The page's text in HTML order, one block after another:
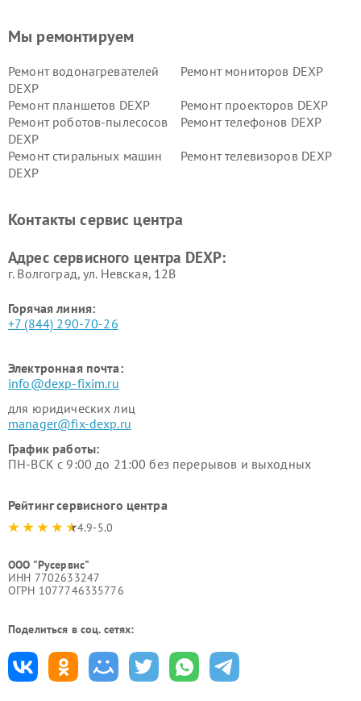
Мы ремонтируем
Ремонт водонагревателей
DEXP
Ремонт мониторов DEXP
Ремонт планшетов DEXP
Ремонт проекторов DEXP
Ремонт роботов-пылесосов
DEXP
Ремонт телефонов DEXP
Ремонт стиральных машин
DEXP
Ремонт телевизоров DEXP
Ремонт серверов DEXP
Ремонт мини пк DEXP
Контакты сервис центра
Адрес сервисного центра DEXP:
г. Волгоград, ул. Невская, 12В
Горячая линия:
+7 (844) 290-70-26
Электронная почта:
info@dexp-fixim.ru
для юридических лиц
manager@fix-dexp.ru
График работы:
ПН-ВСК с 9:00 до 21:00 без перерывов и выходных
Рейтинг сервисного центра
4.9-5.0
ООО "Русервис"
ИНН 7702633247
ОГРН 1077746335776
Поделиться в соц. сетях: